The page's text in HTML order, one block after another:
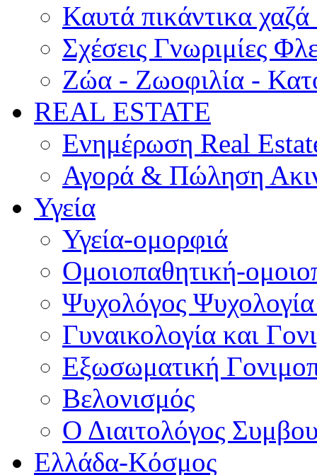
Καυτά πικάντικα χαζά
Σχέσεις Γνωριμίες
Ζώα - Ζωοφιλία -
REAL ESTATE
Ενημέρωση Real
Αγορά & Πώληση
Υγεία
Υγεία-ομορφιά
Ομοιοπαθητική-
Ψυχολόγος
Γυναικολογία και
Εξωσωματική
Βελονισμός
Ο Διαιτολόγος
Ελλάδα-Κόσμος